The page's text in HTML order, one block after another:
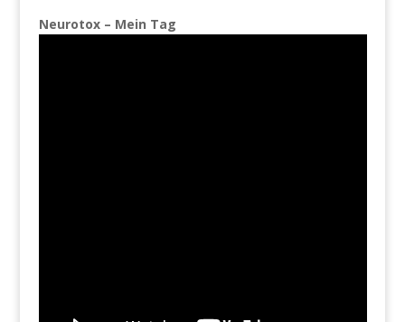
Neurotox – Mein Tag